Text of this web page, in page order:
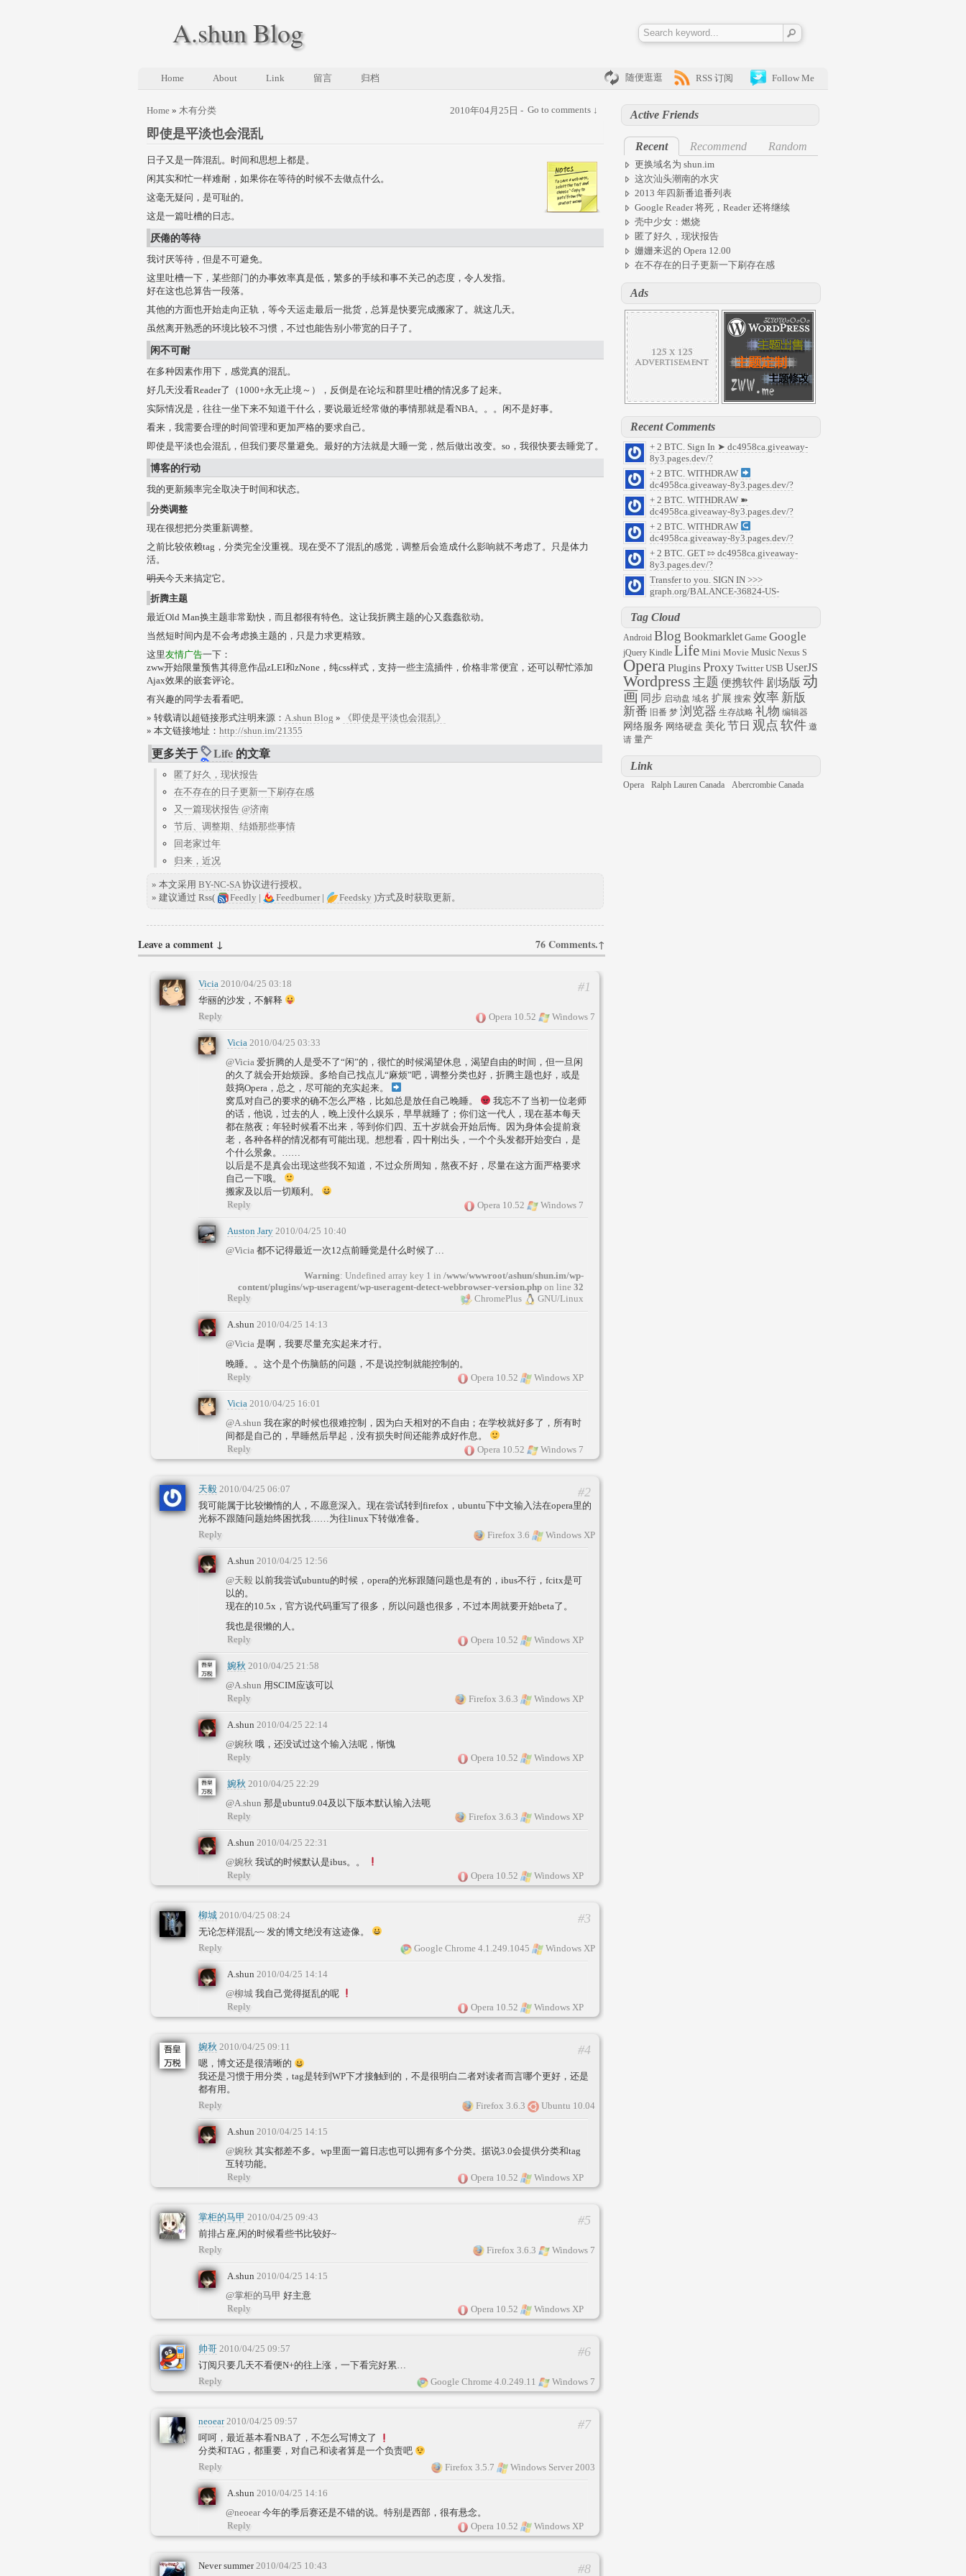
A.shun Blog
Home About Link 留言 归档 随便逛逛 RSS 订阅 Follow Me
Go to comments ↓
2010年04月25日 -
Home » 木有分类
即使是平淡也会混乱
日子又是一阵混乱。时间和思想上都是。
闲其实和忙一样难耐，如果你在等待的时候不去做点什么。
这毫无疑问，是可耻的。
这是一篇吐槽的日志。
厌倦的等待
我讨厌等待，但是不可避免。
这里吐槽一下，某些部门的办事效率真是低，繁多的手续和事不关己的态度，令人发指。
好在这也总算告一段落。
其他的方面也开始走向正轨，等今天运走最后一批货，总算是快要完成搬家了。就这几天。
虽然离开熟悉的环境比较不习惯，不过也能告别小带宽的日子了。
闲不可耐
在多种因素作用下，感觉真的混乱。
好几天没看Reader了（1000+永无止境～），反倒是在论坛和群里吐槽的情况多了起来。
实际情况是，往往一坐下来不知道干什么，要说最近经常做的事情那就是看NBA。。。闲不是好事。
看来，我需要合理的时间管理和更加严格的要求自己。
即使是平淡也会混乱，但我们要尽量避免。最好的方法就是大睡一觉，然后做出改变。so，我很快要去睡觉了。
博客的行动
我的更新频率完全取决于时间和状态。
分类调整
现在很想把分类重新调整。
之前比较依赖tag，分类完全没重视。现在受不了混乱的感觉，调整后会造成什么影响就不考虑了。只是体力
活。
明天今天来搞定它。
折腾主题
最近Old Man换主题非常勤快，而且都很有特色。这让我折腾主题的心又蠢蠢欲动。
当然短时间内是不会考虑换主题的，只是力求更精致。
这里友情广告一下：
zww开始限量预售其得意作品zLEI和zNone，纯css样式，支持一些主流插件，价格非常便宜，还可以帮忙添加
Ajax效果的嵌套评论。
有兴趣的同学去看看吧。
» 转载请以超链接形式注明来源： A.shun Blog »
《即使是平淡也会混乱》
» 本文链接地址： http://shun.im/21355
更多关于 Life 的文章
匿了好久，现状报告
在不存在的日子更新一下刷存在感
又一篇现状报告 @济南
节后、调整期、结婚那些事情
回老家过年
归来，近况
» 本文采用 BY-NC-SA协议进行授权。
» 建议通过 Rss(
Feedly | Feedburner| Feedsky )方式及时获取更新。
Leave a comment ↓ 76 Comments.↑
Vicia 2010/04/25 03:18
华丽的沙发，不解释
Opera 10.52
Windows 7
#1
Reply
Vicia 2010/04/25 03:33
@Vicia 爱折腾的人是受不了“闲”的，很忙的时候渴望休息，渴望自由的时间，但一旦闲
的久了就会开始烦躁。多给自己找点儿“麻烦”吧，调整分类也好，折腾主题也好，或是
鼓捣Opera，总之，尽可能的充实起来。
窝瓜对自己的要求的确不怎么严格，比如总是放任自己晚睡。
我忘不了当初一位老师
的话，他说，过去的人，晚上没什么娱乐，早早就睡了；你们这一代人，现在基本每天
都在熬夜；年轻时候看不出来，等到你们四、五十岁就会开始后悔。因为身体会提前衰
老，各种各样的情况都有可能出现。想想看，四十刚出头，一个个头发都开始变白，是
个什么景象。……
以后是不是真会出现这些我不知道，不过众所周知，熬夜不好，尽量在这方面严格要求
自己一下哦。
搬家及以后一切顺利。
Opera 10.52
Windows 7
Reply
Auston Jary 2010/04/25 10:40
@Vicia 都不记得最近一次12点前睡觉是什么时候了…
Warning: Undefined array key 1 in /www/wwwroot/ashun/shun.im/wp-
content/plugins/wp-useragent/wp-useragent-detect-webbrowser-version.php on line 32
ChromePlus
GNU/Linux
Reply
A.shun 2010/04/25 14:13
@Vicia 是啊，我要尽量充实起来才行。
晚睡。。这个是个伤脑筋的问题，不是说控制就能控制的。
Opera 10.52
Windows XP
Reply
Vicia 2010/04/25 16:01
@A.shun 我在家的时候也很难控制，因为白天相对的不自由；在学校就好多了，所有时
间都是自己的，早睡然后早起，没有损失时间还能养成好作息。
Opera 10.52
Windows 7
Reply
天毅 2010/04/25 06:07
我可能属于比较懒惰的人，不愿意深入。现在尝试转到firefox，ubuntu下中文输入法在opera里的
光标不跟随问题始终困扰我……为往linux下转做准备。
Firefox 3.6
Windows XP
#2
Reply
A.shun 2010/04/25 12:56
@天毅 以前我尝试ubuntu的时候，opera的光标跟随问题也是有的，ibus不行，fcitx是可
以的。
现在的10.5x，官方说代码重写了很多，所以问题也很多，不过本周就要开始beta了。
我也是很懒的人。
Opera 10.52
Windows XP
Reply
婉秋 2010/04/25 21:58
@A.shun 用SCIM应该可以
Firefox 3.6.3
Windows XP
Reply
A.shun 2010/04/25 22:14
@婉秋 哦，还没试过这个输入法呢，惭愧
Opera 10.52
Windows XP
Reply
婉秋 2010/04/25 22:29
@A.shun 那是ubuntu9.04及以下版本默认输入法呃
Firefox 3.6.3
Windows XP
Reply
A.shun 2010/04/25 22:31
@婉秋 我试的时候默认是ibus。。
Opera 10.52
Windows XP
Reply
柳城 2010/04/25 08:24
无论怎样混乱~~ 发的博文绝没有这迹像。
Google Chrome 4.1.249.1045
Windows XP
#3
Reply
A.shun 2010/04/25 14:14
@柳城 我自己觉得挺乱的呢
Opera 10.52
Windows XP
Reply
婉秋 2010/04/25 09:11
嗯，博文还是很清晰的
我还是习惯于用分类，tag是转到WP下才接触到的，不是很明白二者对读者而言哪个更好，还是
都有用。
Firefox 3.6.3
Ubuntu 10.04
#4
Reply
A.shun 2010/04/25 14:15
@婉秋 其实都差不多。wp里面一篇日志也可以拥有多个分类。据说3.0会提供分类和tag
互转功能。
Opera 10.52
Windows XP
Reply
掌柜的马甲 2010/04/25 09:43
前排占座,闲的时候看些书比较好~
Firefox 3.6.3
Windows 7
#5
Reply
A.shun 2010/04/25 14:15
@掌柜的马甲 好主意
Opera 10.52
Windows XP
Reply
帅哥 2010/04/25 09:57
订阅只要几天不看便N+的往上涨，一下看完好累…
Google Chrome 4.0.249.11
Windows 7
#6
Reply
neoear 2010/04/25 09:57
呵呵，最近基本看NBA了，不怎么写博文了
分类和TAG，都重要，对自己和读者算是一个负责吧
Firefox 3.5.7
Windows Server 2003
#7
Reply
A.shun 2010/04/25 14:16
@neoear今年的季后赛还是不错的说。特别是西部，很有悬念。
Opera 10.52
Windows XP
Reply
Never summer 2010/04/25 10:43 #8
Active Friends
Recent Recommend Random
更换域名为 shun.im
这次汕头潮南的水灾
2013 年四新番追番列表
Google Reader 将死，Reader 还将继续
壳中少女：燃烧
匿了好久，现状报告
姗姗来迟的 Opera 12.00
在不存在的日子更新一下刷存在感
Ads
Recent Comments
+ 2 BTC. Sign In ➤ dc4958ca.giveaway-
8y3.pages.dev/?
hs=57faf8c37b5c93cfe535649c9e405071&
0rilly
+ 2 BTC. WITHDRAW
dc4958ca.giveaway-8y3.pages.dev/?
hs=d91f853f8aefdcb5190c1e22a14f58b0&
kloqld
+ 2 BTC. WITHDRAW ➽
dc4958ca.giveaway-8y3.pages.dev/?
hs=4abd218d8fafafefc68fa59ca9b81a90&
sage08
+ 2 BTC. WITHDRAW
dc4958ca.giveaway-8y3.pages.dev/?
hs=4959c496b322aefcf23db3c963aad0b7&
6z7147
+ 2 BTC. GET ⇰ dc4958ca.giveaway-
8y3.pages.dev/?
hs=26ec2c0788563c5ee9501c79f6f2ed03&
iu7sdl
Transfer to you. SIGN IN >>>
graph.org/BALANCE-36824-US-
hs=857ddc7d48d8ecacb35e31ac945aaac3&
h2pg63
Tag Cloud
Android Blog Bookmarklet Game Google
jQuery Kindle Life Mini Movie Music Nexus S
Opera PluginsProxy Twitter USB UserJS
Wordpress 主题 便携软件 剧场版 动
画 同步 启动盘 域名 扩展 搜索 效率 新版
新番
旧番 梦 浏览器 生存战略 礼物 编辑器
网络服务 网络硬盘 美化 节日 观点 软件 邀
请 量产
Link
Opera Ralph Lauren Canada Abercrombie Canada